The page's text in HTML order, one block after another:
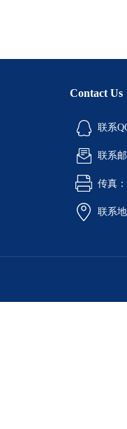
Contact Us
联系
联系
传真
联系